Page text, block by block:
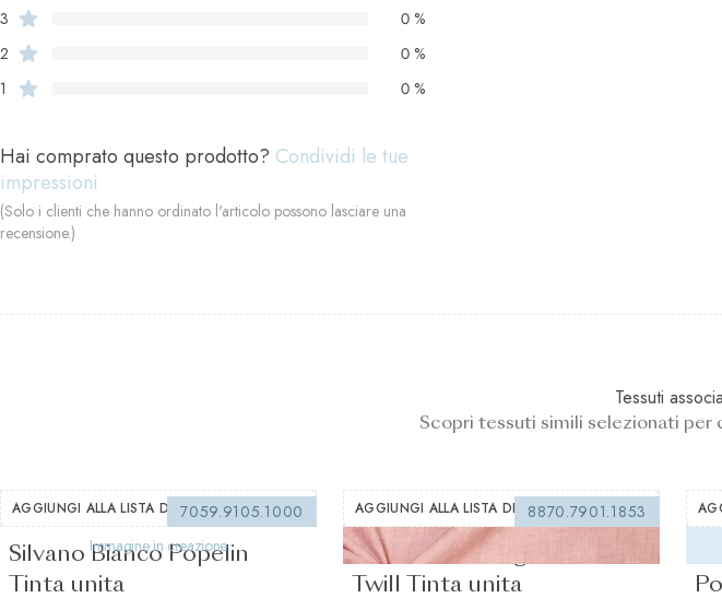
3
0 %
2
0 %
1
0 %
Hai comprato questo prodotto? Condividi le tue
impressioni
(Solo i clienti che hanno ordinato l'articolo possono lasciare una
recensione.)
Tessuti
Scopri tessuti simili selezionati per
AGGIUNGI ALLA LISTA DEI DESIDERI
7059.9105.1000
Immagine in creazione
Silvano Bianco Popelin
Tinta unita
AGGIUNGI ALLA LISTA DEI DESIDERI8870.7901.1853
Cashmerello Light Rosso
Twill Tinta unita